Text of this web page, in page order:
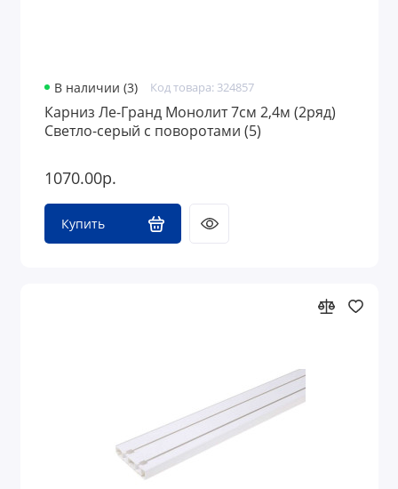
В наличии (3) Код товара: 324857
Карниз Ле-Гранд Монолит 7см 2,4м (2ряд)
Светло-серый с поворотами (5)
1070.00р.
Купить